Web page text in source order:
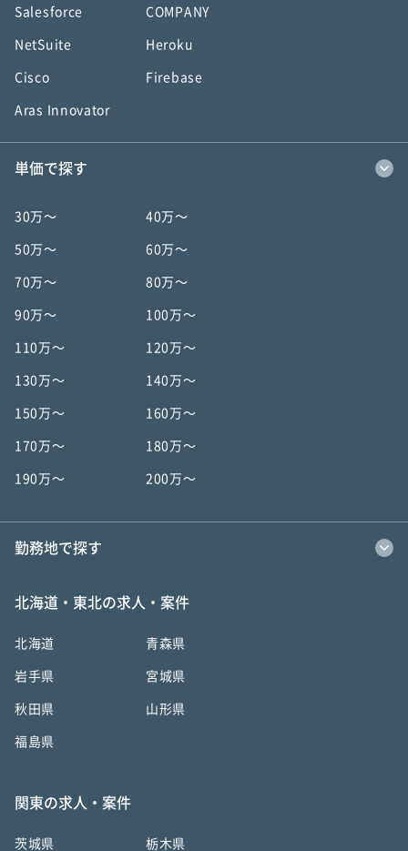
Salesforce COMPANY
NetSuite Heroku
Cisco Firebase
Aras Innovator
単価で探す
30万〜 40万〜
50万〜 60万〜
70万〜 80万〜
90万〜 100万〜
110万〜 120万〜
130万〜 140万〜
150万〜 160万〜
170万〜 180万〜
190万〜 200万〜
勤務地で探す
北海道・東北の求人・案件
北海道 青森県
岩手県 宮城県
秋田県 山形県
福島県
関東の求人・案件
茨城県 栃木県